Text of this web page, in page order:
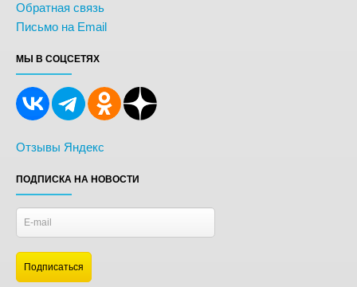
Обратная связь
Письмо на Email
МЫ В СОЦСЕТЯХ
Отзывы Яндекс
ПОДПИСКА НА НОВОСТИ